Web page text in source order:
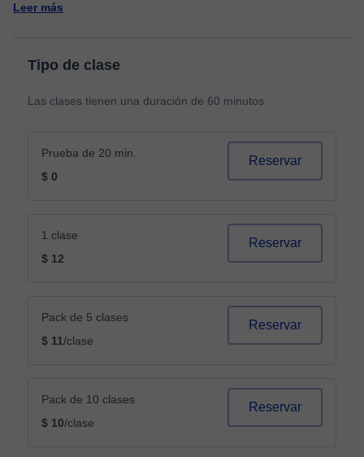
Leer más
Tipo de clase
Las clases tienen una duración de 60 minutos
Prueba de 20 min.
$ 0
Reservar
1 clase
$ 12
Reservar
Pack de 5 clases
$ 11/clase
Reservar
Pack de 10 clases
$ 10/clase
Reservar